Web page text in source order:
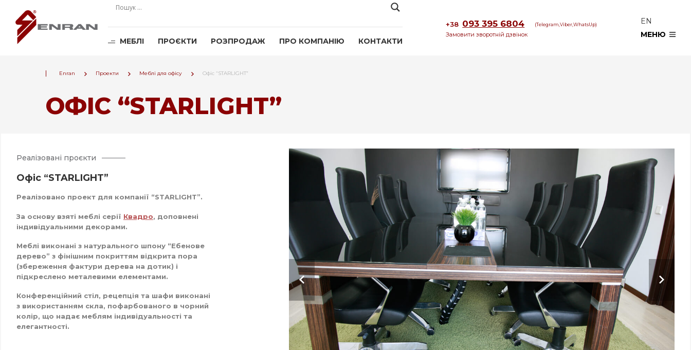
МЕБЛІ ПРОЄКТИ РОЗПРОДАЖ ПРО КОМПАНІЮ КОНТАКТИ
+38 093 395 6804 (Telegram,Viber,WhatsUp)
Замовити зворотній дзвінок
EN
МЕНЮ
Enran Проекти Меблі для офісу Офіс “STARLIGHT”
ОФІС “STARLIGHT”
Реалізовані проєкти
Офіс “STARLIGHT”
Реалізовано проект для компанії “STARLIGHT”.
За основу взяті меблі серії Квадро, доповнені
індивідуальними декорами.
Меблі виконані з натурального шпону “Ебенове
дерево” з фінішним покриттям відкрита пора
(збереження фактури дерева на дотик) і
підкреслено металевими елементами.
Конференційний стіл, рецепція та шафи виконані
з використанням скла, пофарбованого в чорний
колір, що надає меблям індивідуальності та
елегантності.